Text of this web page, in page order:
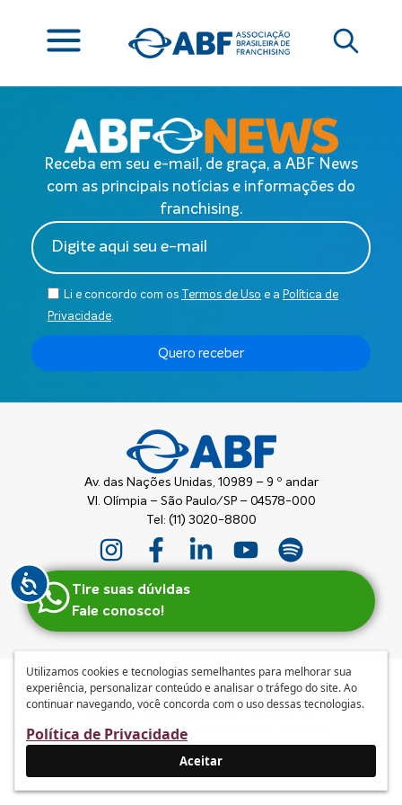
Receba em seu e-mail, de graça, a ABF News
com as principais notícias e informações do
franchising.
Li e concordo com os Termos de Uso e a Política de
Privacidade.
Quero receber
Av. das Nações Unidas, 10989 – 9 º andar
Vl. Olímpia – São Paulo/SP – 04578-000
Tel: (11) 3020-8800
Tire suas dúvidas
Fale conosco!
Anuncie|Guia de Franquias ABF|Política de privacidade e
tratamento de dados pessoais | Termos de Uso
© 2026 – ABF | Associação Brasileira de Franchising
Desenvolvido pormufasa
Utilizamos cookies e tecnologias semelhantes para melhorar sua
experiência, personalizar conteúdo e analisar o tráfego do site. Ao
continuar navegando, você concorda com o uso dessas tecnologias.
Política de Privacidade
Aceitar